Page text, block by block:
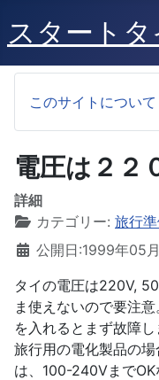
スタート
このサイトについて
電圧は２２
詳細
カテゴリー: 旅行
公開日:1999年05
タイの電圧は220V,
ま使えないので要注
を入れるとまず故障
旅行用の電化製品の
は、100-240Vまで